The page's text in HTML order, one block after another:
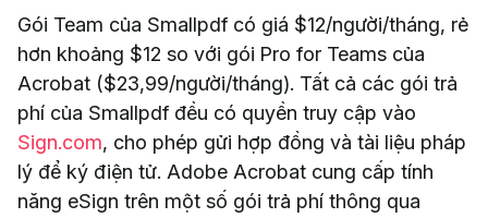
Gói Team của Smallpdf có giá $12/người/tháng, rẻ
hơn khoảng $12 so với gói Pro for Teams của
Acrobat ($23,99/người/tháng). Tất cả các gói trả
phí của Smallpdf đều có quyền truy cập vào
Sign.com, cho phép gửi hợp đồng và tài liệu pháp
lý để ký điện tử. Adobe Acrobat cung cấp tính
năng eSign trên một số gói trả phí thông qua